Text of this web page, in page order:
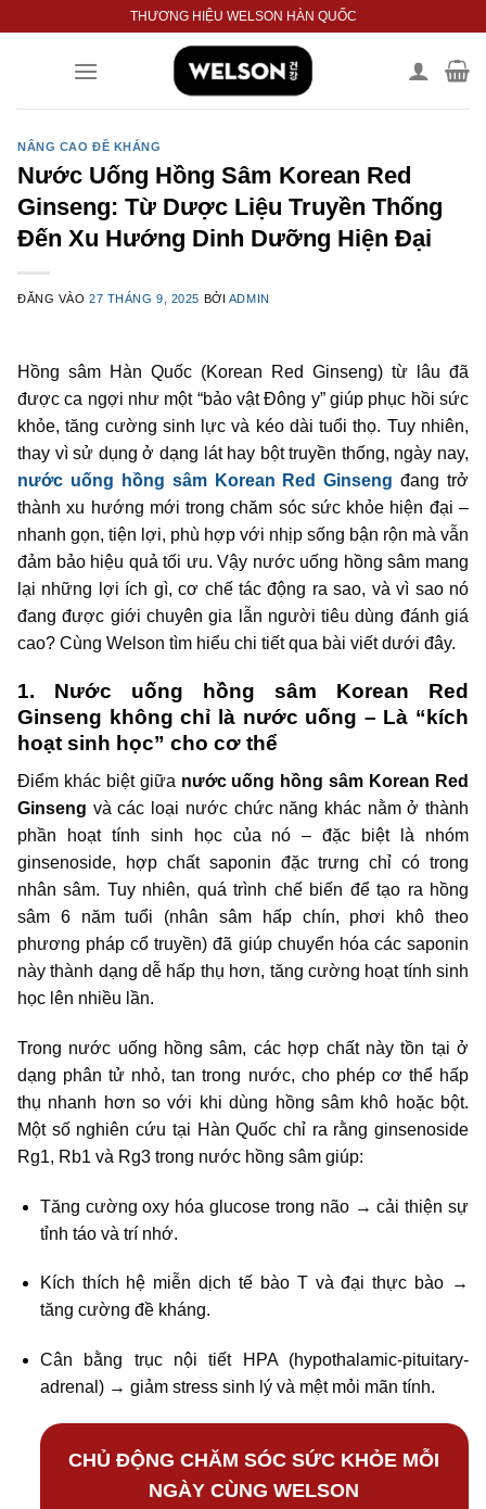
THƯƠNG HIỆU WELSON HÀN QUỐC
NÂNG CAO ĐỀ KHÁNG
Nước Uống Hồng Sâm Korean Red
Ginseng: Từ Dược Liệu Truyền Thống
Đến Xu Hướng Dinh Dưỡng Hiện Đại
ĐĂNG VÀO27 THÁNG 9, 2025 BỞI ADMIN
Hồng sâm Hàn Quốc (Korean Red Ginseng) từ lâu đã
được ca ngợi như một “bảo vật Đông y” giúp phục hồi sức
khỏe, tăng cường sinh lực và kéo dài tuổi thọ. Tuy nhiên,
thay vì sử dụng ở dạng lát hay bột truyền thống, ngày nay,
nước uống hồng sâm Korean Red Ginseng đang trở
thành xu hướng mới trong chăm sóc sức khỏe hiện đại –
nhanh gọn, tiện lợi, phù hợp với nhịp sống bận rộn mà vẫn
đảm bảo hiệu quả tối ưu. Vậy nước uống hồng sâm mang
lại những lợi ích gì, cơ chế tác động ra sao, và vì sao nó
đang được giới chuyên gia lẫn người tiêu dùng đánh giá
cao? Cùng Welson tìm hiểu chi tiết qua bài viết dưới đây.
1. Nước uống hồng sâm Korean Red
Ginseng không chỉ là nước uống – Là “kích
hoạt sinh học” cho cơ thể
Điểm khác biệt giữa nước uống hồng sâm Korean Red
Ginseng và các loại nước chức năng khác nằm ở thành
phần hoạt tính sinh học của nó – đặc biệt là nhóm
ginsenoside, hợp chất saponin đặc trưng chỉ có trong
nhân sâm. Tuy nhiên, quá trình chế biến để tạo ra hồng
sâm 6 năm tuổi (nhân sâm hấp chín, phơi khô theo
phương pháp cổ truyền) đã giúp chuyển hóa các saponin
này thành dạng dễ hấp thụ hơn, tăng cường hoạt tính sinh
học lên nhiều lần.
Trong nước uống hồng sâm, các hợp chất này tồn tại ở
dạng phân tử nhỏ, tan trong nước, cho phép cơ thể hấp
thụ nhanh hơn so với khi dùng hồng sâm khô hoặc bột.
Một số nghiên cứu tại Hàn Quốc chỉ ra rằng ginsenoside
Rg1, Rb1 và Rg3 trong nước hồng sâm giúp:
Tăng cường oxy hóa glucose trong não → cải thiện sự
tỉnh táo và trí nhớ.
Kích thích hệ miễn dịch tế bào T và đại thực bào →
tăng cường đề kháng.
Cân bằng trục nội tiết HPA (hypothalamic-pituitary-
adrenal) → giảm stress sinh lý và mệt mỏi mãn tính.
CHỦ ĐỘNG CHĂM SÓC SỨC KHỎE MỖI
NGÀY CÙNG WELSON